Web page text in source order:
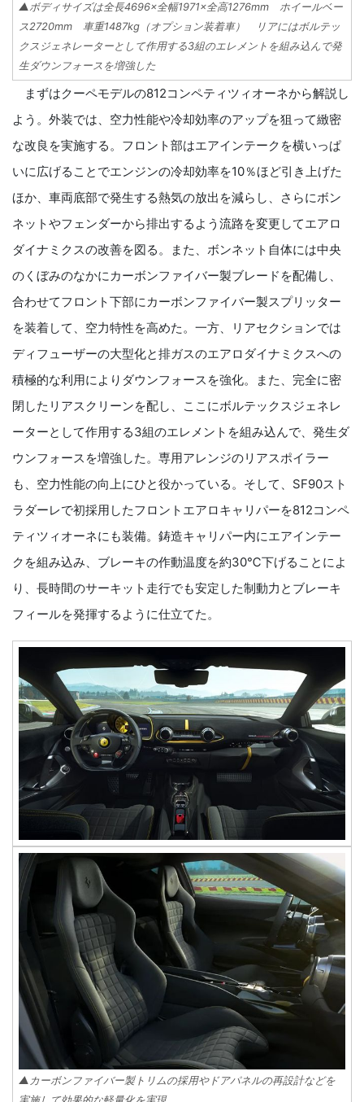
▲ボディサイズは全長4696×全幅1971×全高1276mm ホイールベー
ス2720mm 車重1487kg（オプション装着車） リアにはボルテッ
クスジェネレーターとして作用する3組のエレメントを組み込んで発
生ダウンフォースを増強した
まずはクーペモデルの812コンペティツィオーネから解説し
よう。外装では、空力性能や冷却効率のアップを狙って緻密
な改良を実施する。フロント部はエアインテークを横いっぱ
いに広げることでエンジンの冷却効率を10％ほど引き上げた
ほか、車両底部で発生する熱気の放出を減らし、さらにボン
ネットやフェンダーから排出するよう流路を変更してエアロ
ダイナミクスの改善を図る。また、ボンネット自体には中央
のくぼみのなかにカーボンファイバー製ブレードを配備し、
合わせてフロント下部にカーボンファイバー製スプリッター
を装着して、空力特性を高めた。一方、リアセクションでは
ディフューザーの大型化と排ガスのエアロダイナミクスへの
積極的な利用によりダウンフォースを強化。また、完全に密
閉したリアスクリーンを配し、ここにボルテックスジェネレ
ーターとして作用する3組のエレメントを組み込んで、発生ダ
ウンフォースを増強した。専用アレンジのリアスポイラー
も、空力性能の向上にひと役かっている。そして、SF90スト
ラダーレで初採用したフロントエアロキャリパーを812コンペ
ティツィオーネにも装備。鋳造キャリパー内にエアインテー
クを組み込み、ブレーキの作動温度を約30℃下げることによ
り、長時間のサーキット走行でも安定した制動力とブレーキ
フィールを発揮するように仕立てた。
▲カーボンファイバー製トリムの採用やドアパネルの再設計などを